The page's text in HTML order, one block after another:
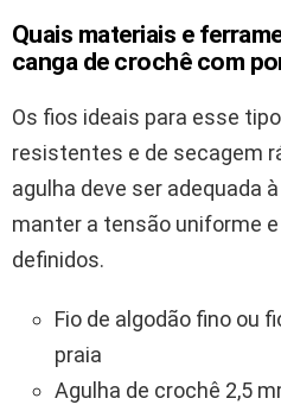
Quais materiais e
canga de crochê com
Os fios ideais para esse
resistentes e de secagem
agulha deve ser adequada
manter a tensão uniforme
definidos.
Fio de algodão fino ou
praia
Agulha de crochê 2,5